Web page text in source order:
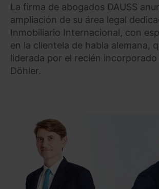
La firma de abogados DAUSS
ampliación de su área legal
Inmobiliario Internacional, con
en la clientela de habla alemana,
liderada por el recién incorporado
Döhler.